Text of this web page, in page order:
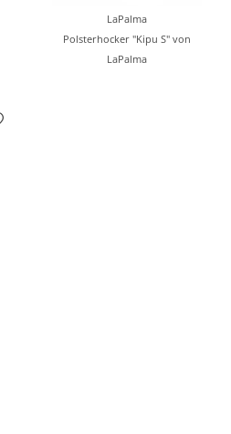
LaPalma
Polsterhocker "Kipu S" von
LaPalma